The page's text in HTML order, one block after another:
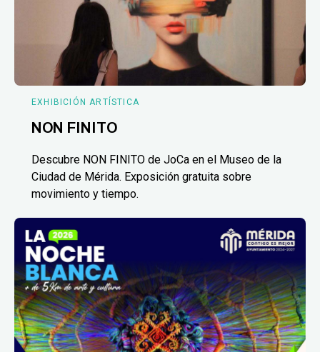
EXHIBICIÓN ARTÍSTICA
NON FINITO
Descubre NON FINITO de JoCa en el Museo de la
Ciudad de Mérida. Exposición gratuita sobre
movimiento y tiempo.